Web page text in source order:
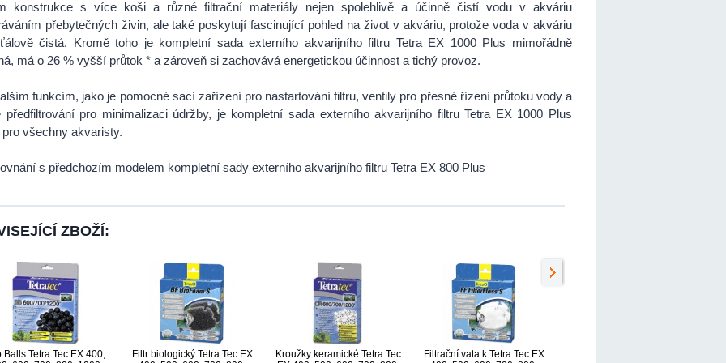
konstrukce s více koši a různé filtrační materiály nejen spolehlivě a účinně čistí vodu v akváriu
přebytečných živin, ale také poskytují fascinující pohled na život v akváriu, protože voda v akváriu
čistá. Kromě toho je kompletní sada externího akvarijního filtru Tetra EX 1000 Plus mimořádně
má o 26 % vyšší průtok * a zároveň si zachovává energetickou účinnost a tichý provoz.
funkcím, jako je pomocné sací zařízení pro nastartování filtru, ventily pro přesné řízení průtoku vody a
předfiltrování pro minimalizaci údržby, je kompletní sada externího akvarijního filtru Tetra EX 1000 Plus
pro všechny akvaristy.
s předchozím modelem kompletní sady externího akvarijního filtru Tetra EX 800 Plus
ZBOŽÍ:
Balls Tetra Tec EX 400,
Filtr biologický Tetra Tec EX
Kroužky keramické Tetra Tec
Filtrační vata k Tetra Tec EX